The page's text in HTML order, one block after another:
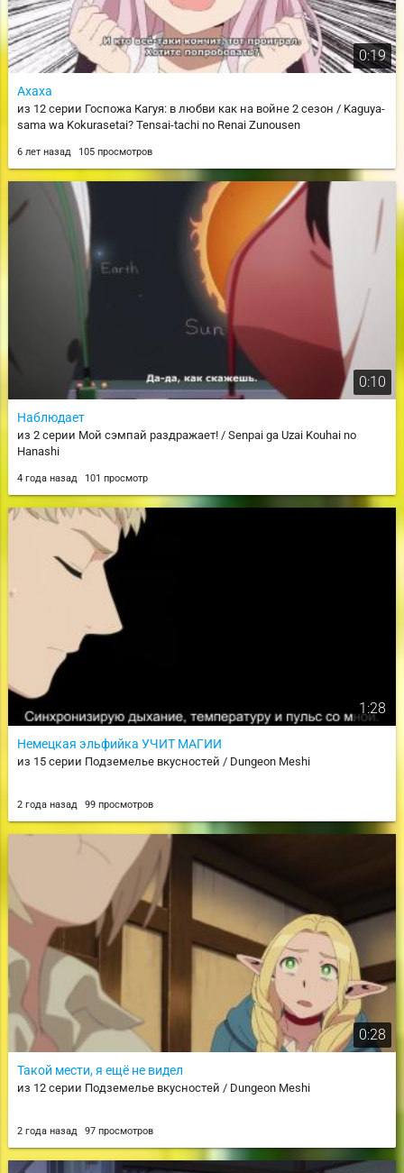
0:19
Ахаха
из 12 серии Госпожа Кагуя: в любви как на войне 2 сезон / Kaguya-
sama wa Kokurasetai? Tensai-tachi no Renai Zunousen
6 лет назад 105 просмотров
0:10
Наблюдает
из 2 серии Мой сэмпай раздражает! / Senpai ga Uzai Kouhai no
Hanashi
4 года назад 101 просмотр
1:28
Немецкая эльфийка УЧИТ МАГИИ
из 15 серии Подземелье вкусностей / Dungeon Meshi
2 года назад 99 просмотров
0:28
Такой мести, я ещё не видел
из 12 серии Подземелье вкусностей / Dungeon Meshi
2 года назад 97 просмотров